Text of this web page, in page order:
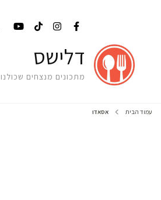
דלישס
מתכונים מנצחים
עמוד הבית אסאדו